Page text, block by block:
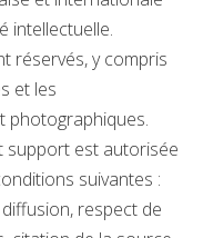
intellectuelle.
réservés, y compris
et les
photographiques.
support est autorisée
suivantes :
respect de